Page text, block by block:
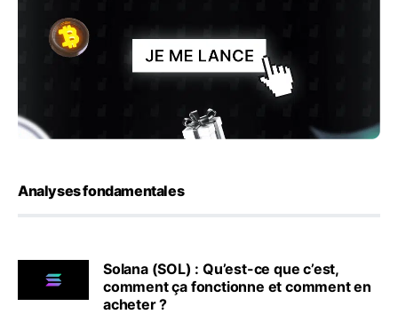
Analyses fondamentales
Solana (SOL) : Qu’est-ce que c’est,
comment ça fonctionne et comment en
acheter ?